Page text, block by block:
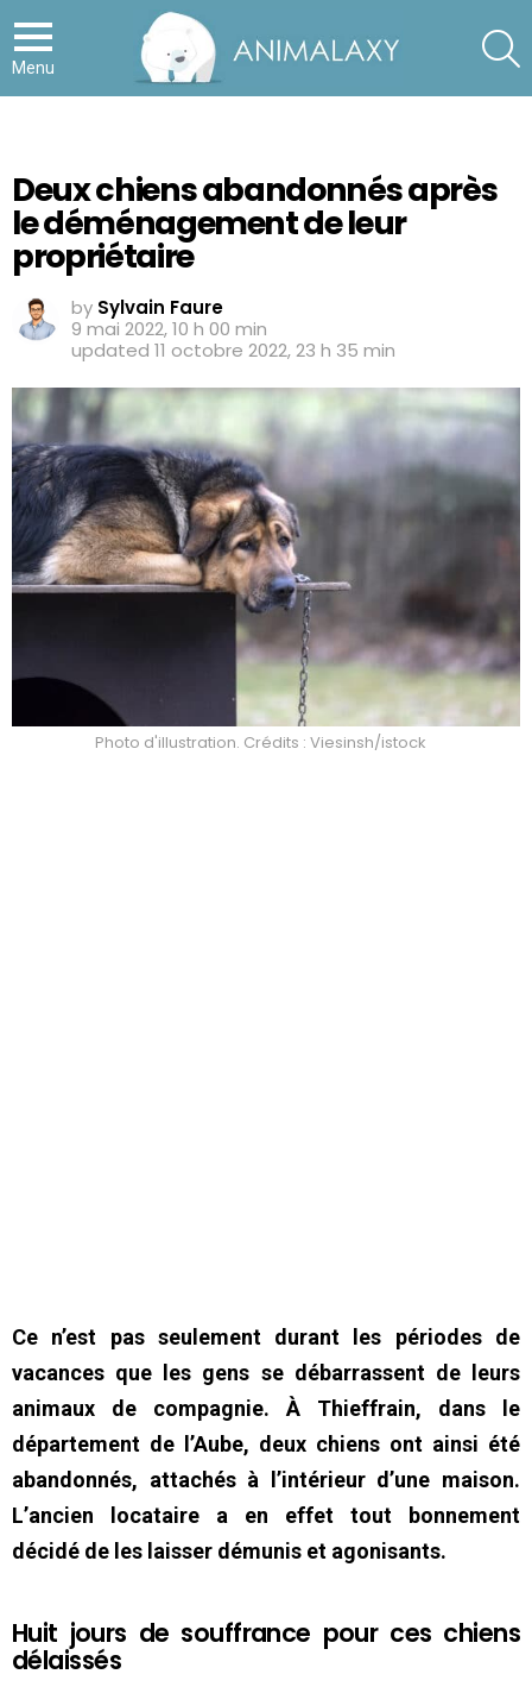
Menu
Deux chiens abandonnés après
le déménagement de leur
propriétaire
by Sylvain Faure
9 mai 2022, 10 h 00 min
updated 11 octobre 2022, 23 h 35 min
Photo d'illustration. Crédits : Viesinsh/istock
Ce n’est pas seulement durant les périodes de
vacances que les gens se débarrassent de leurs
animaux de compagnie. À Thieffrain, dans le
département de l’Aube, deux chiens ont ainsi été
abandonnés, attachés à l’intérieur d’une maison.
L’ancien locataire a en effet tout bonnement
décidé de les laisser démunis et agonisants.
Huit jours de souffrance pour ces chiens
délaissés